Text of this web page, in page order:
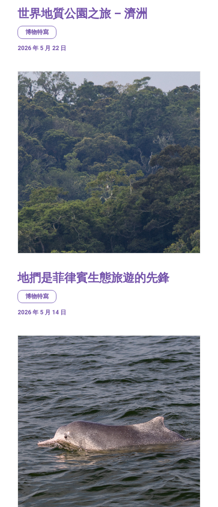
世界地質公園之旅 – 濟洲
博物特寫
2026 年 5 月 22 日
地捫是菲律賓生態旅遊的先鋒
博物特寫
2026 年 5 月 14 日